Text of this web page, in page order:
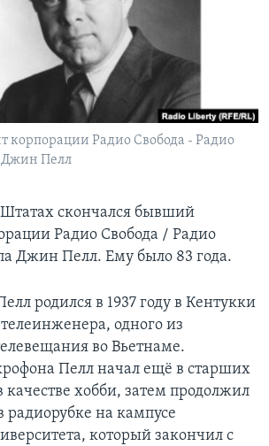
корпорации Радио Свобода - Радио
Джин Пелл
скончался бывший
Радио Свобода / Радио
Джин Пелл. Ему было 83 года.
родился в 1937 году в Кентукки
одного из
во Вьетнаме.
Пелл начал ещё в старших
хобби, затем продолжил
радиорубке на кампусе
который закончил с